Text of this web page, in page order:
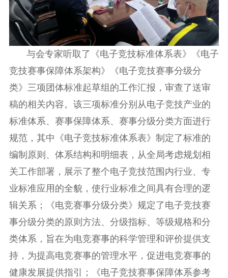
与会专家听取了《电子竞技标准体系表》《电子
竞技赛事保障体系架构》《电子竞技赛事分级分
类》三项团体标准起草组的工作汇报，审查了送审
稿的相关内容。该三项标准分别从电子竞技产业的
标准体系、赛事保障体系、赛事分级分类方面进行
规范，其中《电子竞技标准体系表》制定了标准的
编制原则、体系结构和明细表，从全局考虑规划相
关工作部署，展示了整个电子竞技范围内行业、专
业标准应用的全貌，使行业标准之间具有合理的逻
辑关系；《电竞赛事分级分类》规定了电子竞技赛
事分级分类的原则方法、分级指标、等级规格和分
类体系，旨在为电竞赛事的科学管理和评价提供支
持，为提高电竞赛事的管理水平，促进电竞赛事的
健康发展提供指引；《电子竞技赛事保障体系参考